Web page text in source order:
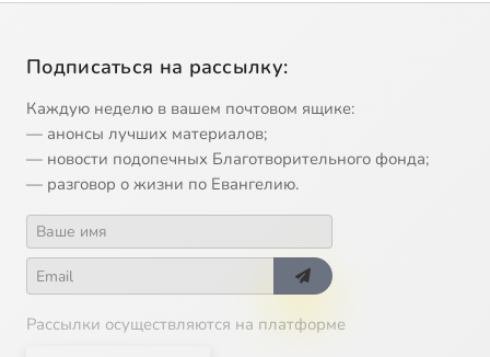
Подписаться на рассылку:
Каждую неделю в вашем почтовом ящике:
— анонсы лучших материалов;
— новости подопечных Благотворительного фонда;
— разговор о жизни по Евангелию.
Рассылки осуществляются на платформе